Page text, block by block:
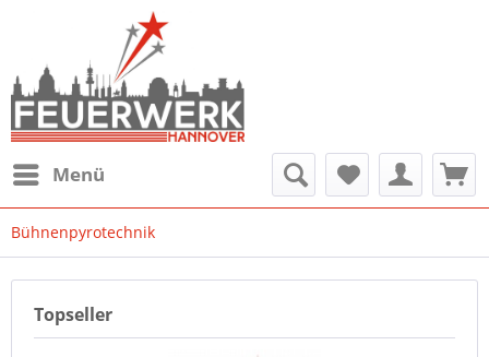
Menü
Bühnenpyrotechnik
Topseller